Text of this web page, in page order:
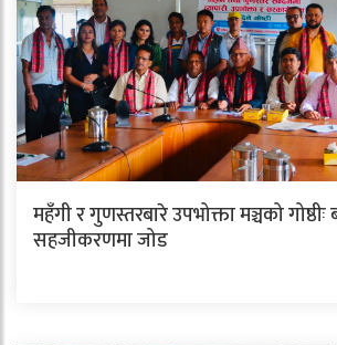
महँगी र गुणस्तरबारे उपभोक्ता मञ्चको
सहजीकरणमा जोड